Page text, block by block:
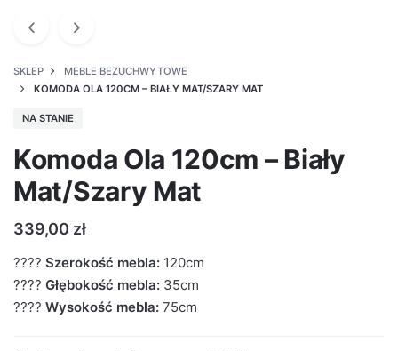
SKLEP
MEBLE BEZUCHWYTOWE
KOMODA OLA 120CM – BIAŁY MAT/SZARY MAT
NA STANIE
Komoda Ola 120cm – Biały
Mat/Szary Mat
339,00 zł
???? Szerokość mebla: 120cm
???? Głębokość mebla: 35cm
???? Wysokość mebla: 75cm